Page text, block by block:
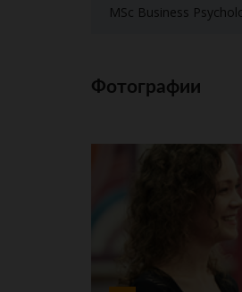
MSc Business
Фотографии